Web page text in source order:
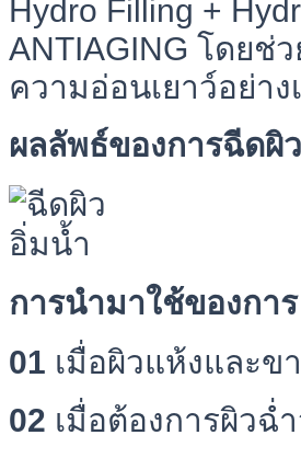
Hydro Filling +
ANTIAGING โดยช่
ความอ่อนเยาว์อย่า
ผลลัพธ์ของการฉีดผิ
การนำมาใช้ของกา
01 เมื่อผิวแห้งและ
02 เมื่อต้องการผิวฉ่